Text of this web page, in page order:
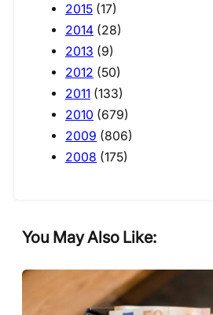
2015 (17)
2014 (28)
2013 (9)
2012 (50)
2011 (133)
2010 (679)
2009 (806)
2008 (175)
You May Also Like: